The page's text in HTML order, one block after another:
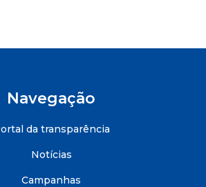
Navegação
da transparência
Notícias
Campanhas